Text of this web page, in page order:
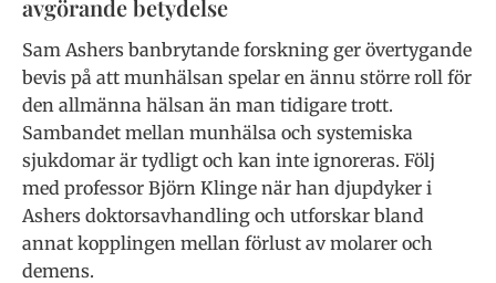
avgörande betydelse
Sam Ashers banbrytande forskning ger övertygande
bevis på att munhälsan spelar en ännu större roll för
den allmänna hälsan än man tidigare trott.
Sambandet mellan munhälsa och systemiska
sjukdomar är tydligt och kan inte ignoreras. Följ
med professor Björn Klinge när han djupdyker i
Ashers doktorsavhandling och utforskar bland
annat kopplingen mellan förlust av molarer och
demens.